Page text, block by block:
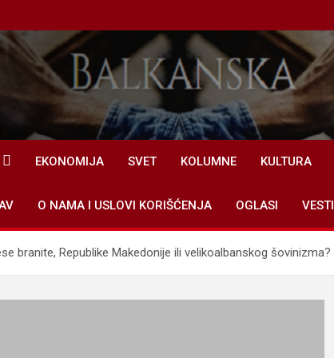
EKONOMIJA SVET KOLUMNE KULTURA
O NAMA I USLOVI KORIŠĆENJA OGLASI VESTI
branite, Republike Makedonije ili velikoalbanskog šovinizma?